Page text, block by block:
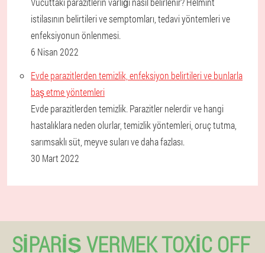
istilasının belirtileri ve semptomları, tedavi yöntemleri ve
enfeksiyonun önlenmesi.
6 Nisan 2022
Evde parazitlerden temizlik, enfeksiyon belirtileri ve bunlarla
baş etme yöntemleri
Evde parazitlerden temizlik. Parazitler nelerdir ve hangi
hastalıklara neden olurlar, temizlik yöntemleri, oruç tutma,
sarımsaklı süt, meyve suları ve daha fazlası.
30 Mart 2022
SIPARIŞ VERMEK TOXIC OFF